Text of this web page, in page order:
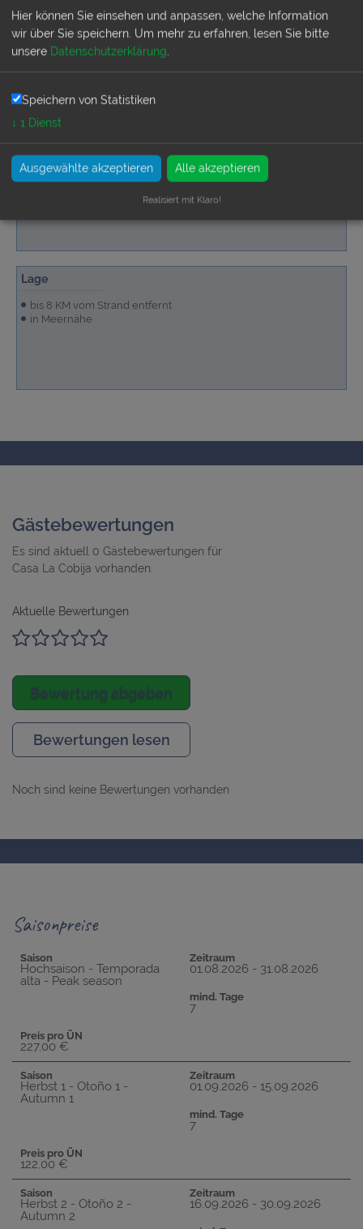
Internetanschluss, kostenlos
Klimaanlage warm/kalt
Fernseher
1 Duschbad
Lage
bis 8 KM vom Strand entfernt
in Meernähe
Gästebewertungen
Es sind aktuell 0 Gästebewertungen für
Casa La Cobija vorhanden.
Aktuelle Bewertungen
Bewertung abgeben
Bewertungen lesen
Noch sind keine Bewertungen vorhanden
Saisonpreise
Saison
Hochsaison - Temporada
alta - Peak season
Zeitraum
01.08.2026 - 31.08.2026
mind. Tage
7
Preis pro ÜN
227,00 €
Saison
Herbst 1 - Otoño 1 -
Autumn 1
Zeitraum
01.09.2026 - 15.09.2026
mind. Tage
7
Preis pro ÜN
122,00 €
Saison
Herbst 2 - Otoño 2 -
Autumn 2
Zeitraum
16.09.2026 - 30.09.2026
Hier können Sie einsehen und anpassen, welche Information
wir über Sie speichern. Um mehr zu erfahren, lesen Sie bitte
unsere Datenschutzerklärung
Speichern von Statistiken
↓ 1 Dienst
Ausgewählte akzeptieren Alle akzeptieren
Realisiert mit Klaro!